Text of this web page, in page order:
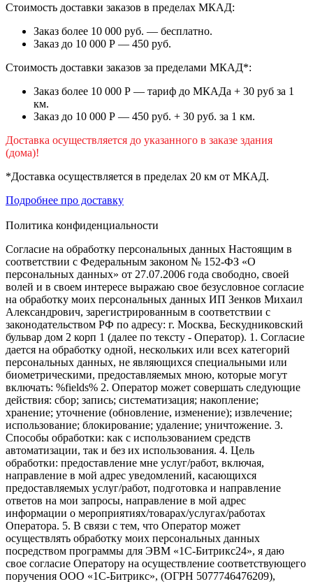
Стоимость доставки заказов в пределах МКАД:
Заказ более 10 000 руб. — бесплатно.
Заказ до 10 000 Р — 450 руб.
Стоимость доставки заказов за пределами МКАД*:
Заказ более 10 000 Р — тариф до МКАДа + 30 руб за 1
км.
Заказ до 10 000 Р — 450 руб. + 30 руб. за 1 км.
Доставка осуществляется до указанного в заказе здания
(дома)!
*Доставка осуществляется в пределах 20 км от МКАД.
Подробнее про доставку
Политика конфиденциальности
Согласие на обработку персональных данных Настоящим в
соответствии с Федеральным законом № 152-ФЗ «О
персональных данных» от 27.07.2006 года свободно, своей
волей и в своем интересе выражаю свое безусловное согласие
на обработку моих персональных данных ИП Зенков Михаил
Александрович, зарегистрированным в соответствии с
законодательством РФ по адресу: г. Москва, Бескудниковский
бульвар дом 2 корп 1 (далее по тексту - Оператор). 1. Согласие
дается на обработку одной, нескольких или всех категорий
персональных данных, не являющихся специальными или
биометрическими, предоставляемых мною, которые могут
включать: %fields% 2. Оператор может совершать следующие
действия: сбор; запись; систематизация; накопление;
хранение; уточнение (обновление, изменение); извлечение;
использование; блокирование; удаление; уничтожение. 3.
Способы обработки: как с использованием средств
автоматизации, так и без их использования. 4. Цель
обработки: предоставление мне услуг/работ, включая,
направление в мой адрес уведомлений, касающихся
предоставляемых услуг/работ, подготовка и направление
ответов на мои запросы, направление в мой адрес
информации о мероприятиях/товарах/услугах/работах
Оператора. 5. В связи с тем, что Оператор может
осуществлять обработку моих персональных данных
посредством программы для ЭВМ «1С-Битрикс24», я даю
свое согласие Оператору на осуществление соответствующего
поручения ООО «1С-Битрикс», (ОГРН 5077746476209),